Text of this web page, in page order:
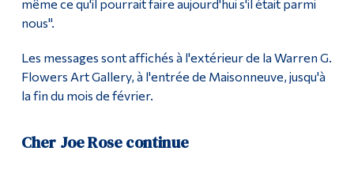
même ce qu'il pourrait faire aujourd'hui s'il était parmi
nous".
Les messages sont affichés à l'extérieur de la Warren G.
Flowers Art Gallery, à l'entrée de Maisonneuve, jusqu'à
la fin du mois de février.
Cher Joe Rose continue